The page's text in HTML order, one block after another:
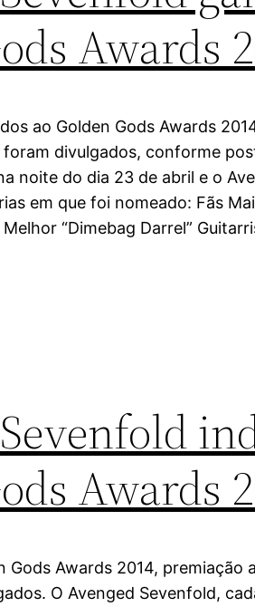
Awards
ao Golden Gods Awards
foram divulgados, conforme
noite do dia 23 de abril e o
em que foi nomeado: Fãs
“Dimebag Darrel”
Awards
Gods Awards 2014, premiação
O Avenged Sevenfold,